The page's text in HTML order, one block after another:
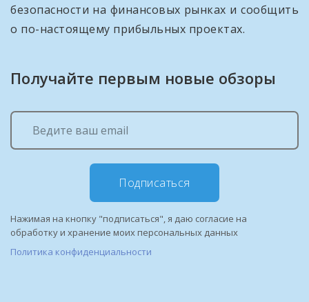
безопасности на финансовых рынках и сообщить
о по-настоящему прибыльных проектах.
Получайте первым новые обзоры
Подписаться
Нажимая на кнопку "подписаться", я даю согласие на
обработку и хранение моих персональных данных
Политика конфиденциальности